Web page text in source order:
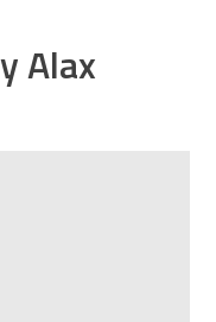
Alax